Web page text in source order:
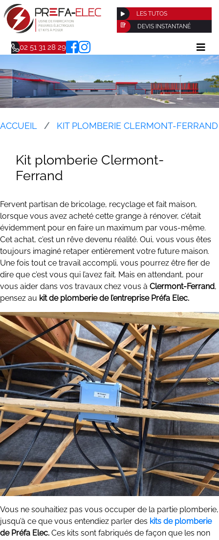
LES TUTOS
DEVIS INSTANTANÉ
02 51 31 28 29
ACCUEIL KIT PLOMBERIE CLERMONT-FERRAND
Kit plomberie Clermont-
Ferrand
Fervent partisan de bricolage, recyclage et fait maison,
lorsque vous avez acheté cette grange à rénover, c’était
évidemment pour en faire un maximum par vous-même.
Cet achat, c’est un rêve devenu réalité. Oui, vous vous êtes
toujours imaginé retaper entièrement votre future maison.
Une fois tout ce travail accompli, vous pourrez être fier de
dire que c’est vous qui l’avez fait. Mais en attendant, pour
vous aider dans vos travaux chez vous à Clermont-Ferrand,
pensez au kit de plomberie de l’entreprise Préfa Elec.
Vous ne souhaitiez pas vous occuper de la partie plomberie,
jusqu’à ce que vous entendiez parler des kits de plomberie
de Préfa Elec. Ces kits sont fabriqués de façon que les non